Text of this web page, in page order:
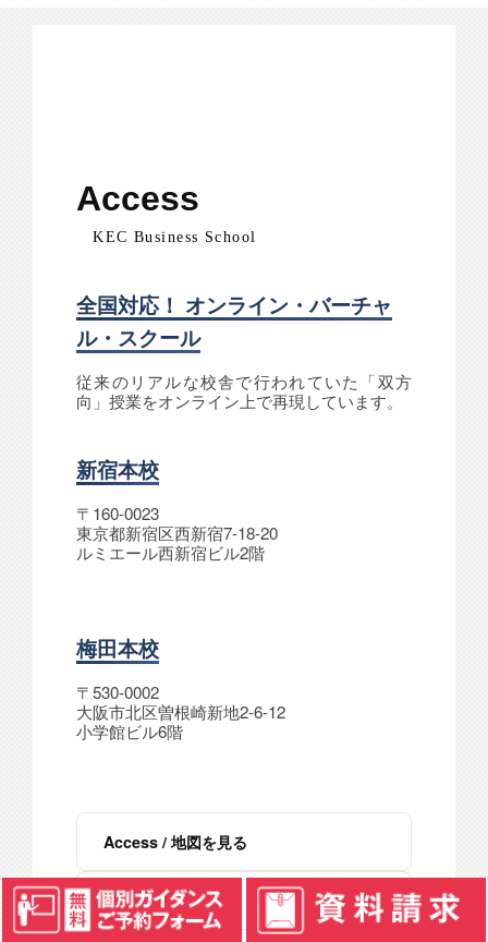
Access
KEC Business School
全国対応！ オンライン・バーチャ
ル・スクール
従来のリアルな校舎で行われていた「双方
向」授業をオンライン上で再現しています。
新宿本校
〒160-0023
東京都新宿区西新宿7-18-20
ルミエール西新宿ビル2階
梅田本校
〒530-0002
大阪市北区曽根崎新地2-6-12
小学館ビル6階
Access / 地図を見る
学校案内